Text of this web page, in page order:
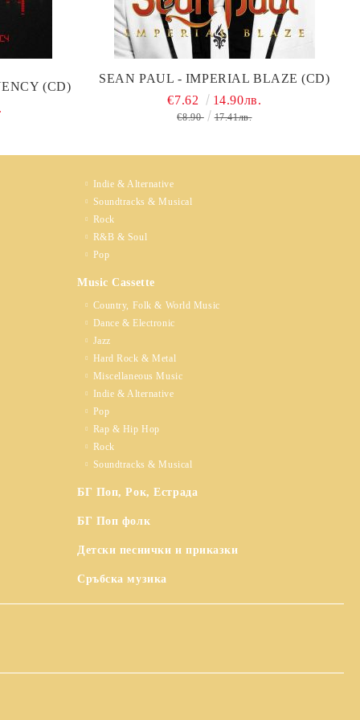
(CD)
SEAN PAUL - IMPERIAL BLAZE (CD)
€7.62
14.90лв.
€8.90 17.41лв.
Indie & Alternative
Soundtracks & Musical
Rock
R&B & Soul
Pop
Music Cassette
Country, Folk & World Music
Dance & Electronic
Jazz
Hard Rock & Metal
Miscellaneous Music
Indie & Alternative
Pop
Rap & Hip Hop
Rock
Soundtracks & Musical
БГ Поп, Рок, Естрада
БГ Поп фолк
Детски песнички и приказки
Сръбска музика